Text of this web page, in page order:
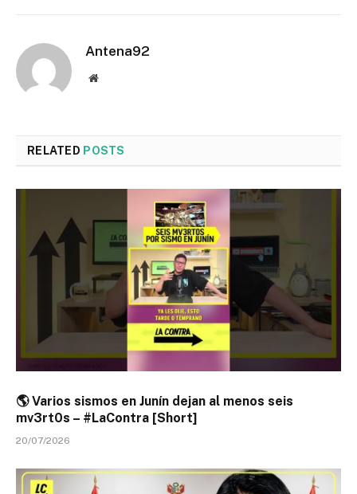
Antena92
Website
RELATED POSTS
🌎 Varios sismos en Junín dejan al menos seis
mv3rt0s – #LaContra [Short]
20/07/2026